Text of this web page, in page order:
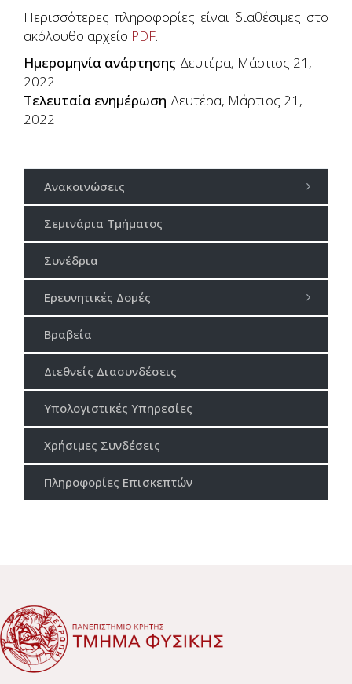
Περισσότερες πληροφορίες είναι διαθέσιμες στο
ακόλουθο αρχείο PDF.
Ημερομηνία ανάρτησης Δευτέρα, Μάρτιος 21,
2022
Τελευταία ενημέρωση Δευτέρα, Μάρτιος 21,
2022
Ανακοινώσεις
Σεμινάρια Τμήματος
Συνέδρια
Ερευνητικές Δομές
Βραβεία
Διεθνείς Διασυνδέσεις
Υπολογιστικές Υπηρεσίες
Χρήσιμες Συνδέσεις
Πληροφορίες Επισκεπτών